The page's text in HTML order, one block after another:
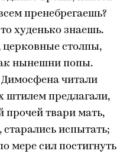
пренебрегаешь?
худенько знаешь.
церковные столпы,
нынешни попы.
читали
штилем предлагали,
прочей твари мать,
испытать;
мере сил постигнуть